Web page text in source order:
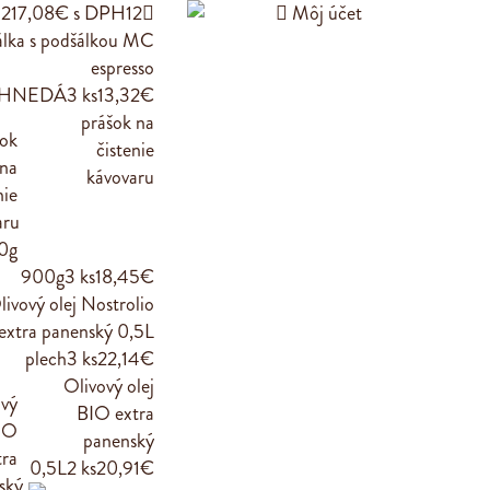
217,08€ s DPH12
s podšálkou MC
espresso
3 ks13,32€
prášok na
čistenie
kávovaru
900g3 ks18,45€
olej Nostrolio
panenský 0,5L
plech3 ks22,14€
Olivový olej
BIO extra
panenský
0,5L2 ks20,91€
 Môj účet